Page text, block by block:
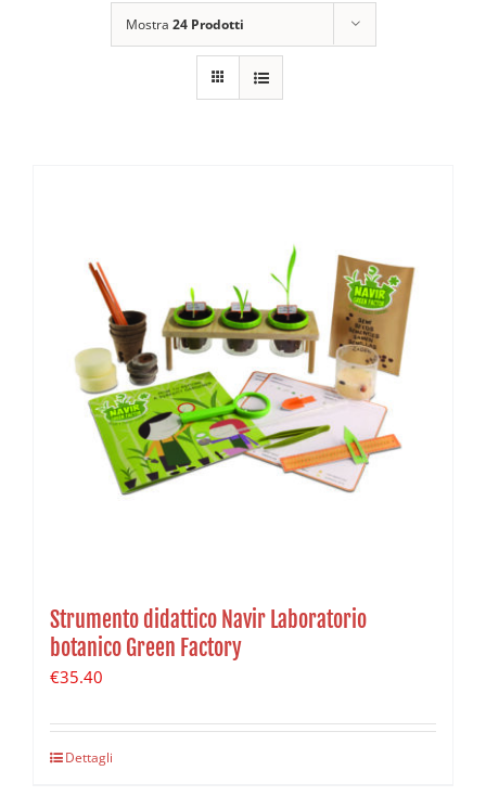
Mostra 24 Prodotti
Strumento didattico Navir Laboratorio
botanico Green Factory
€35.40
Dettagli